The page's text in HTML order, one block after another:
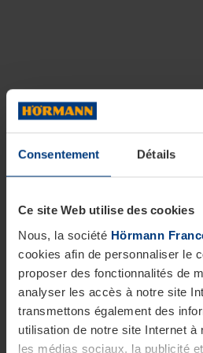
Consentement Détails
Ce site Web utilise des cookies
Nous, la société Hörmann
cookies afin de personnaliser le
proposer des fonctionnalités de
analyser les accès à notre site
transmettons également des
utilisation de notre site Internet à
les médias sociaux, la publicité